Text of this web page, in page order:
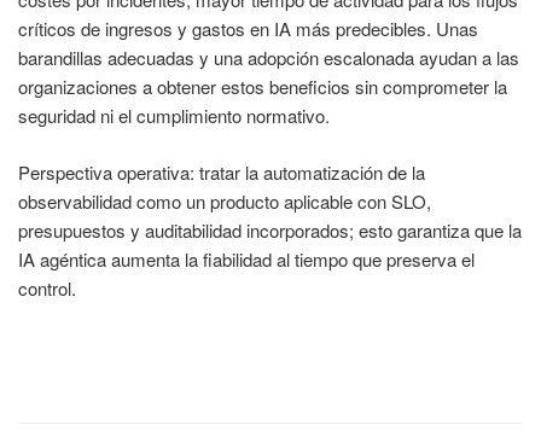
críticos de ingresos y gastos en IA más predecibles. Unas
barandillas adecuadas y una adopción escalonada ayudan a las
organizaciones a obtener estos beneficios sin comprometer la
seguridad ni el cumplimiento normativo.
Perspectiva operativa: tratar la automatización de la
observabilidad como un producto aplicable con SLO,
presupuestos y auditabilidad incorporados; esto garantiza que la
IA agéntica aumenta la fiabilidad al tiempo que preserva el
control.